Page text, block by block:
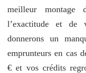
meilleur montage
l’exactitude et de
donnerons un
emprunteurs en cas
€ et vos crédits